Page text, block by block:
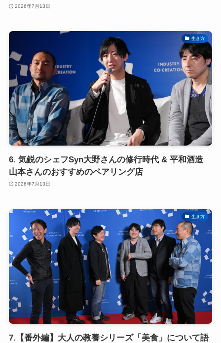
2026年7月13日
生き方
6. 気鋭のシェフSyn大野さんの修行時代 & 平和酒造
山本さんのおすすめのペアリング店
2026年7月13日
生き方
7.【番外編】大人の教養シリーズ「美食」について語